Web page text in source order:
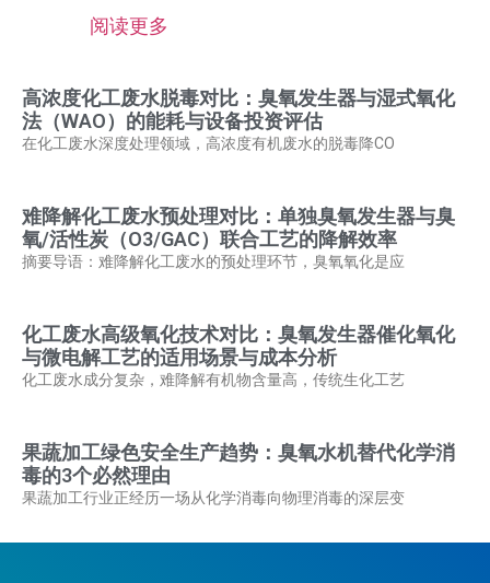
阅读更多
高浓度化工废水脱毒对比：臭氧发生器与湿式氧化
法（WAO）的能耗与设备投资评估
在化工废水深度处理领域，高浓度有机废水的脱毒降CO
难降解化工废水预处理对比：单独臭氧发生器与臭
氧/活性炭（O3/GAC）联合工艺的降解效率
摘要导语：难降解化工废水的预处理环节，臭氧氧化是应
化工废水高级氧化技术对比：臭氧发生器催化氧化
与微电解工艺的适用场景与成本分析
化工废水成分复杂，难降解有机物含量高，传统生化工艺
果蔬加工绿色安全生产趋势：臭氧水机替代化学消
毒的3个必然理由
果蔬加工行业正经历一场从化学消毒向物理消毒的深层变